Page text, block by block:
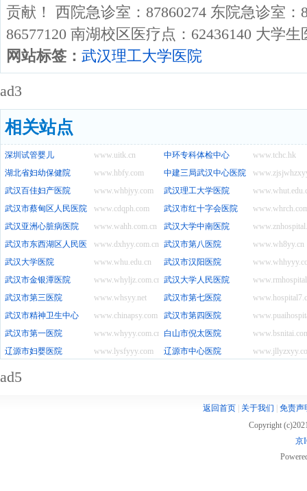
贡献！ 西院急诊室：87860274 东院急诊室：
86577120 南湖校区医疗点：62436140 大学生
网站标签： 武汉理工大学医院
ad3
相关站点
www.uitk.cn
深圳试管婴儿 www.tchc.hk
中环专科体检中心
www.hbfy.com
湖北省妇幼保健院
中建三局武汉中心医院
www.whbjyy.com
武汉百佳妇产医院
武汉理工大学医院
www.cdqph.com
武汉市蔡甸区人民医院
武汉市红十字会医院
www.wahh.com.cn
武汉亚洲心脏病医院
武汉大学中南医院
www.dxhyy.com.cn
武汉市东西湖区人民医院 www.wh8yy.cn
武汉市第八医院
www.whu.edu.cn
武汉大学医院
武汉市汉阳医院
www.whyljz.com.cn
武汉市金银潭医院
武汉大学人民医院
www.whsyy.net
武汉市第三医院
武汉市第七医院
www.chinapsy.com
武汉市精神卫生中心
武汉市第四医院
www.whyyy.com.cn
武汉市第一医院
白山市倪太医院
www.lysfyyy.com
辽源市妇婴医院 辽源市中心医院
ad5
返回首页| 关于我们
免责声
Copyright
京